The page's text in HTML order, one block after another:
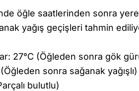
öğle saatlerinden sonra
yağış geçişleri tahmin
27°C (Öğleden sonra gök
sonra sağanak yağışlı)
bulutlu)